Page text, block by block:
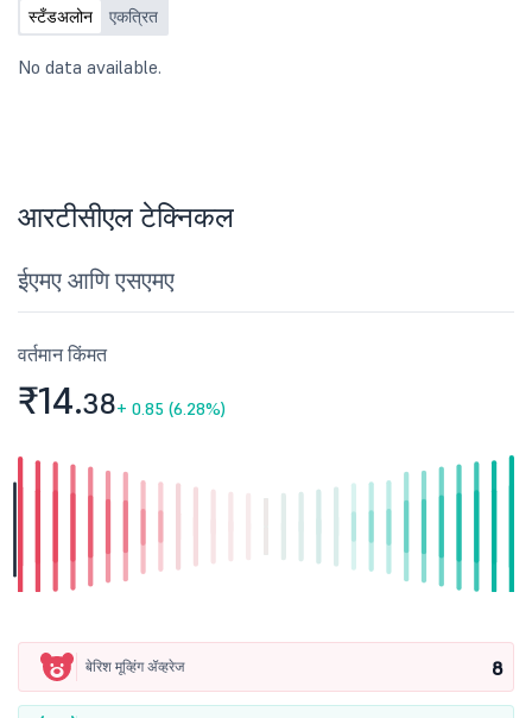
स्टँडअलोन एकत्रित
No data available.
आरटीसीएल टेक्निकल
ईएमए आणि एसएमए
वर्तमान किंमत
₹14.38+ 0.85 (6.28%)
बेरिश मूव्हिंग ॲव्हरेज 8